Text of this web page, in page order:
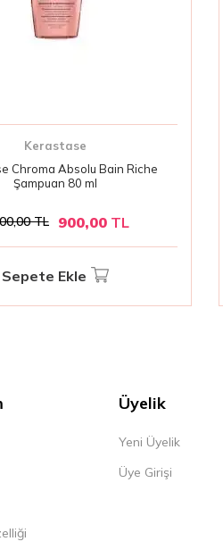
Kerastase
Chroma Absolu Bain Riche
Şampuan 80 ml
TL 900,00TL
Sepete Ekle
Üyelik
Yeni Üyelik
Üye Girişi